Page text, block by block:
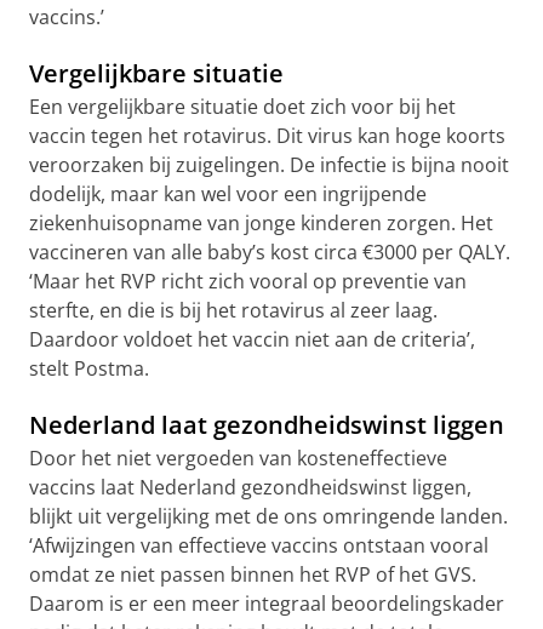
vaccins.’
Vergelijkbare situatie
Een vergelijkbare situatie doet zich voor bij het
vaccin tegen het rotavirus. Dit virus kan hoge koorts
veroorzaken bij zuigelingen. De infectie is bijna nooit
dodelijk, maar kan wel voor een ingrijpende
ziekenhuisopname van jonge kinderen zorgen. Het
vaccineren van alle baby’s kost circa €3000 per QALY.
‘Maar het RVP richt zich vooral op preventie van
sterfte, en die is bij het rotavirus al zeer laag.
Daardoor voldoet het vaccin niet aan de criteria’,
stelt Postma.
Nederland laat gezondheidswinst liggen
Door het niet vergoeden van kosteneffectieve
vaccins laat Nederland gezondheidswinst liggen,
blijkt uit vergelijking met de ons omringende landen.
‘Afwijzingen van effectieve vaccins ontstaan vooral
omdat ze niet passen binnen het RVP of het GVS.
Daarom is er een meer integraal beoordelingskader